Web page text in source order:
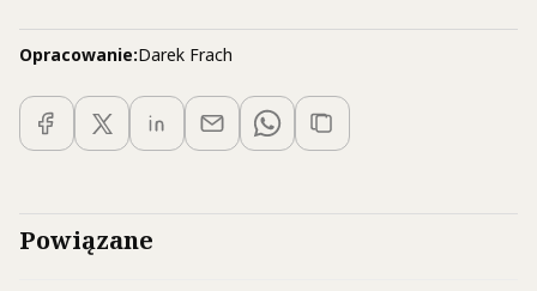
Opracowanie:Darek Frach
Powiązane